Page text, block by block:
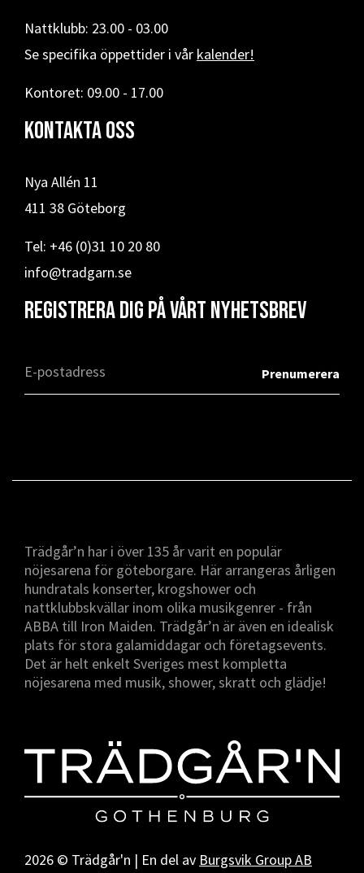
Nattklubb: 23.00 - 03.00
Se specifika öppettider i vår kalender!
Kontoret: 09.00 - 17.00
Kontakta oss
Nya Allén 11
411 38 Göteborg
Tel: +46 (0)31 10 20 80
info@tradgarn.se
Registrera dig på vårt nyhetsbrev
Trädgår’n har i över 135 år varit en populär
nöjesarena för göteborgare. Här arrangeras årligen
hundratals konserter, krogshower och
nattklubbskvällar inom olika musikgenrer - från
ABBA till Iron Maiden. Trädgår’n är även en idealisk
plats för stora galamiddagar och företagsevents.
Det är helt enkelt Sveriges mest kompletta
nöjesarena med musik, shower, skratt och glädje!
2026 © Trädgår'n | En del av Burgsvik Group AB